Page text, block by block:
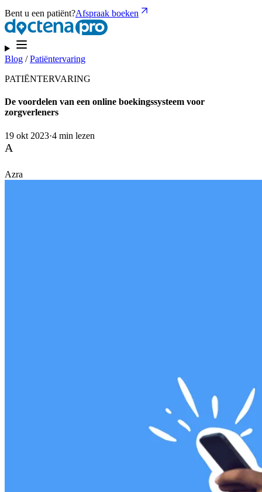
Bent u een patiënt?Afspraak boeken
Blog /Patiëntervaring
PATIËNTERVARING
De voordelen van een online boekingssysteem voor
zorgverleners
19 okt 2023·4 min lezen
A
Azra